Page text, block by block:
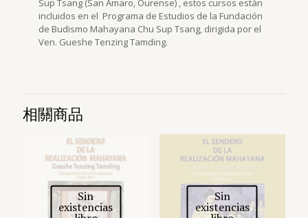
Sup Tsang (San Amaro, Ourense) , estos cursos están
incluidos en el Programa de Estudios de la Fundación
de Budismo Mahayana Chu Sup Tsang, dirigida por el
Ven. Gueshe Tenzing Tamding.
相關商品
Sin
existencias
Sin
existencias